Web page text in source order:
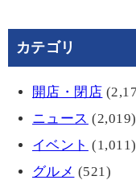
カテゴリ
開店・閉店
ニュース (2,019)
イベント (1,011)
グルメ (521)